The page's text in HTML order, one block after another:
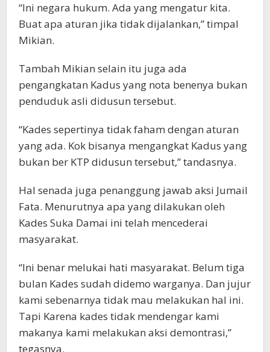
“Ini negara hukum. Ada yang mengatur kita.
Buat apa aturan jika tidak dijalankan,” timpal
Mikian.
Tambah Mikian selain itu juga ada
pengangkatan Kadus yang nota benenya bukan
penduduk asli didusun tersebut.
“Kades sepertinya tidak faham dengan aturan
yang ada. Kok bisanya mengangkat Kadus yang
bukan ber KTP didusun tersebut,” tandasnya.
Hal senada juga penanggung jawab aksi Jumail
Fata. Menurutnya apa yang dilakukan oleh
Kades Suka Damai ini telah mencederai
masyarakat.
“Ini benar melukai hati masyarakat. Belum tiga
bulan Kades sudah didemo warganya. Dan jujur
kami sebenarnya tidak mau melakukan hal ini.
Tapi Karena kades tidak mendengar kami
makanya kami melakukan aksi demontrasi,”
tegasnya.